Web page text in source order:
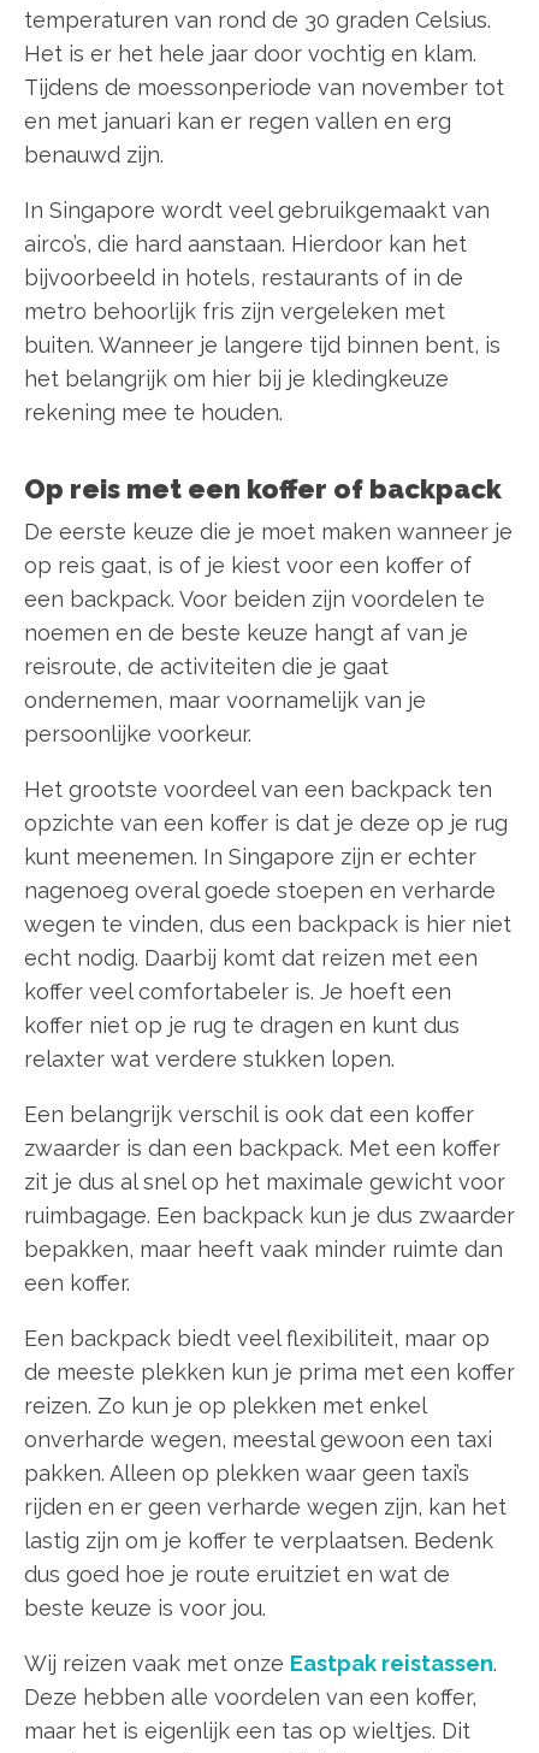
temperaturen van rond de 30 graden Celsius.
Het is er het hele jaar door vochtig en klam.
Tijdens de moessonperiode van november tot
en met januari kan er regen vallen en erg
benauwd zijn.
In Singapore wordt veel gebruikgemaakt van
airco’s, die hard aanstaan. Hierdoor kan het
bijvoorbeeld in hotels, restaurants of in de
metro behoorlijk fris zijn vergeleken met
buiten. Wanneer je langere tijd binnen bent, is
het belangrijk om hier bij je kledingkeuze
rekening mee te houden.
Op reis met een koffer of backpack
De eerste keuze die je moet maken wanneer je
op reis gaat, is of je kiest voor een koffer of
een backpack. Voor beiden zijn voordelen te
noemen en de beste keuze hangt af van je
reisroute, de activiteiten die je gaat
ondernemen, maar voornamelijk van je
persoonlijke voorkeur.
Het grootste voordeel van een backpack ten
opzichte van een koffer is dat je deze op je rug
kunt meenemen. In Singapore zijn er echter
nagenoeg overal goede stoepen en verharde
wegen te vinden, dus een backpack is hier niet
echt nodig. Daarbij komt dat reizen met een
koffer veel comfortabeler is. Je hoeft een
koffer niet op je rug te dragen en kunt dus
relaxter wat verdere stukken lopen.
Een belangrijk verschil is ook dat een koffer
zwaarder is dan een backpack. Met een koffer
zit je dus al snel op het maximale gewicht voor
ruimbagage. Een backpack kun je dus zwaarder
bepakken, maar heeft vaak minder ruimte dan
een koffer.
Een backpack biedt veel flexibiliteit, maar op
de meeste plekken kun je prima met een koffer
reizen. Zo kun je op plekken met enkel
onverharde wegen, meestal gewoon een taxi
pakken. Alleen op plekken waar geen taxi’s
rijden en er geen verharde wegen zijn, kan het
lastig zijn om je koffer te verplaatsen. Bedenk
dus goed hoe je route eruitziet en wat de
beste keuze is voor jou.
Wij reizen vaak met onze Eastpak reistassen.
Deze hebben alle voordelen van een koffer,
maar het is eigenlijk een tas op wieltjes. Dit